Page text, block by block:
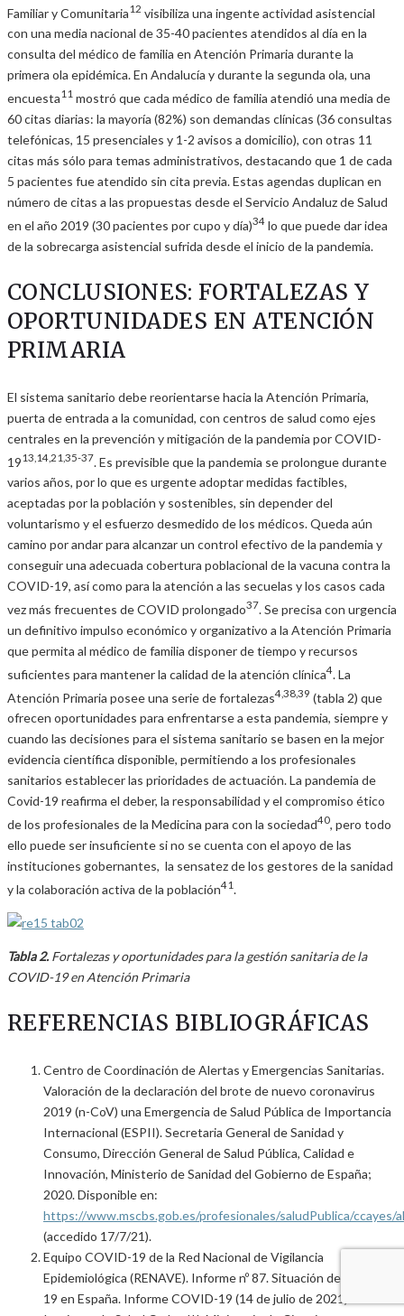
Familiar y Comunitaria12 visibiliza una ingente actividad asistencial
con una media nacional de 35-40 pacientes atendidos al día en la
consulta del médico de familia en Atención Primaria durante la
primera ola epidémica. En Andalucía y durante la segunda ola, una
encuesta11 mostró que cada médico de familia atendió una media de
60 citas diarias: la mayoría (82%) son demandas clínicas (36 consultas
telefónicas, 15 presenciales y 1-2 avisos a domicilio), con otras 11
citas más sólo para temas administrativos, destacando que 1 de cada
5 pacientes fue atendido sin cita previa. Estas agendas duplican en
número de citas a las propuestas desde el Servicio Andaluz de Salud
en el año 2019 (30 pacientes por cupo y día)34 lo que puede dar idea
de la sobrecarga asistencial sufrida desde el inicio de la pandemia.
CONCLUSIONES: FORTALEZAS Y
OPORTUNIDADES EN ATENCIÓN
PRIMARIA
El sistema sanitario debe reorientarse hacia la Atención Primaria,
puerta de entrada a la comunidad, con centros de salud como ejes
centrales en la prevención y mitigación de la pandemia por COVID-
1913,14,21,35-37. Es previsible que la pandemia se prolongue durante
varios años, por lo que es urgente adoptar medidas factibles,
aceptadas por la población y sostenibles, sin depender del
voluntarismo y el esfuerzo desmedido de los médicos. Queda aún
camino por andar para alcanzar un control efectivo de la pandemia y
conseguir una adecuada cobertura poblacional de la vacuna contra la
COVID-19, así como para la atención a las secuelas y los casos cada
vez más frecuentes de COVID prolongado37. Se precisa con urgencia
un definitivo impulso económico y organizativo a la Atención Primaria
que permita al médico de familia disponer de tiempo y recursos
suficientes para mantener la calidad de la atención clínica4. La
Atención Primaria posee una serie de fortalezas4,38,39 (tabla 2) que
ofrecen oportunidades para enfrentarse a esta pandemia, siempre y
cuando las decisiones para el sistema sanitario se basen en la mejor
evidencia científica disponible, permitiendo a los profesionales
sanitarios establecer las prioridades de actuación. La pandemia de
Covid-19 reafirma el deber, la responsabilidad y el compromiso ético
de los profesionales de la Medicina para con la sociedad40, pero todo
ello puede ser insuficiente si no se cuenta con el apoyo de las
instituciones gobernantes, la sensatez de los gestores de la sanidad
y la colaboración activa de la población41.
Tabla 2. Fortalezas y oportunidades para la gestión sanitaria de la
COVID-19 en Atención Primaria
REFERENCIAS BIBLIOGRÁFICAS
Centro de Coordinación de Alertas y Emergencias Sanitarias.
Valoración de la declaración del brote de nuevo coronavirus
2019 (n-CoV) una Emergencia de Salud Pública de Importancia
Internacional (ESPII). Secretaria General de Sanidad y
Consumo, Dirección General de Salud Pública, Calidad e
Innovación, Ministerio de Sanidad del Gobierno de España;
2020. Disponible en:
https://www.mscbs.gob.es/profesionales/saludPublica/ccayes/
(accedido 17/7/21).
Equipo COVID-19 de la Red Nacional de Vigilancia
Epidemiológica (RENAVE). Informe nº 87. Situación de COVID-
19 en España. Informe COVID-19 (14 de julio de 2021).